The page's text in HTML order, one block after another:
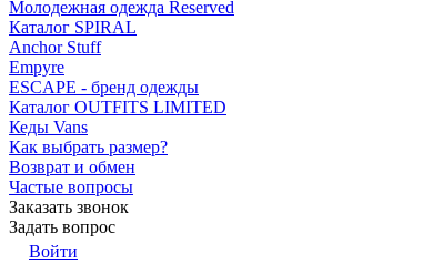
Молодежная одежда Reserved
Каталог SPIRAL
Anchor Stuff
Empyre
ESCAPE - бренд одежды
Каталог OUTFITS LIMITED
Кеды Vans
Как выбрать размер?
Возврат и обмен
Частые вопросы
Заказать звонок
Задать вопрос
Войти